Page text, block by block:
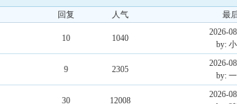
回复 人气 最
10 1040
2026-
by:
9 2305
2026-
by:
30 12008
2026-